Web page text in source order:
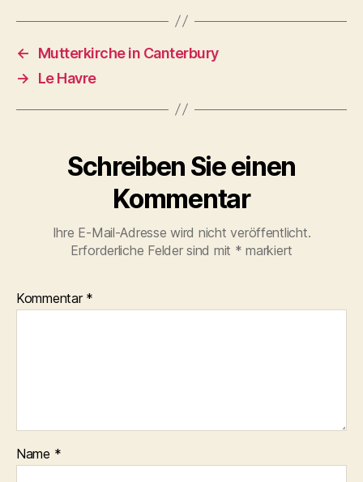
←
Mutterkirche in Canterbury
→
Le Havre
Schreiben Sie einen
Kommentar
Ihre E-Mail-Adresse wird nicht veröffentlicht.
Erforderliche Felder sind mit * markiert
Kommentar *
Name *